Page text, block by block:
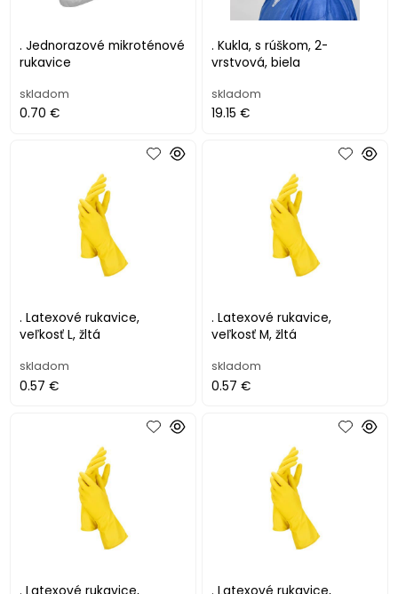
. Jednorazové mikroténové
rukavice
skladom
0.70 €
. Kukla, s rúškom, 2-
vrstvová, biela
skladom
19.15 €
. Latexové rukavice,
veľkosť L, žltá
skladom
0.57 €
. Latexové rukavice,
veľkosť M, žltá
skladom
0.57 €
. Latexové rukavice, . Latexové rukavice,